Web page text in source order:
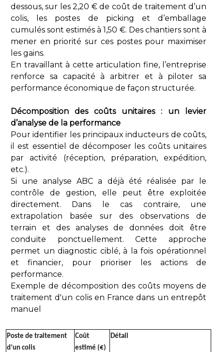
dessous, sur les 2,20 € de coût de traitement d’un
colis, les postes de picking et d’emballage
cumulés sont estimés à 1,50 €. Des chantiers sont à
mener en priorité sur ces postes pour maximiser
les gains.
En travaillant à cette articulation fine, l’entreprise
renforce sa capacité à arbitrer et à piloter sa
performance économique de façon structurée.
Décomposition des coûts unitaires : un levier
d’analyse de la performance
Pour identifier les principaux inducteurs de coûts,
il est essentiel de décomposer les coûts unitaires
par activité (réception, préparation, expédition,
etc.).
Si une analyse ABC a déjà été réalisée par le
contrôle de gestion, elle peut être exploitée
directement. Dans le cas contraire, une
extrapolation basée sur des observations de
terrain et des analyses de données doit être
conduite ponctuellement. Cette approche
permet un diagnostic ciblé, à la fois opérationnel
et financier, pour prioriser les actions de
performance.
Exemple de décomposition des coûts moyens de
traitement d'un colis en France dans un entrepôt
manuel
Poste de traitement
d’un colis
Coût
estimé (€)
Détail